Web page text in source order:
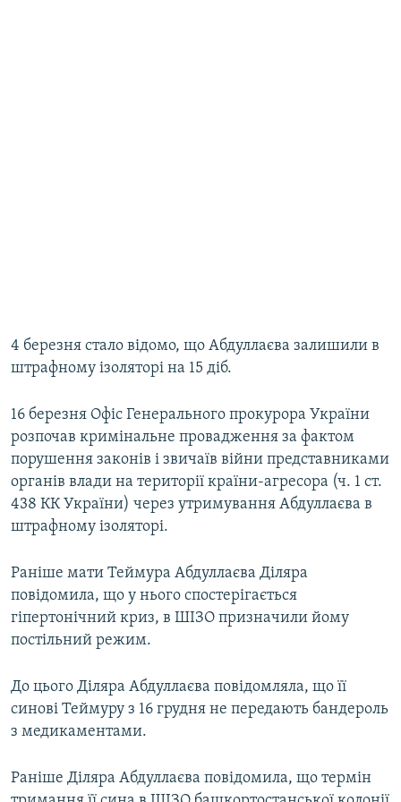
4 березня стало відомо, що Абдуллаєва залишили в
штрафному ізоляторі на 15 діб.
16 березня Офіс Генерального прокурора України
розпочав кримінальне провадження за фактом
порушення законів і звичаїв війни представниками
органів влади на території країни-агресора (ч. 1 ст.
438 КК України) через утримування Абдуллаєва в
штрафному ізоляторі.
Раніше мати Теймура Абдуллаєва Діляра
повідомила, що у нього спостерігається
гіпертонічний криз, в ШІЗО призначили йому
постільний режим.
До цього Діляра Абдуллаєва повідомляла, що її
синові Теймуру з 16 грудня не передають бандероль
з медикаментами.
Раніше Діляра Абдуллаєва повідомила, що термін